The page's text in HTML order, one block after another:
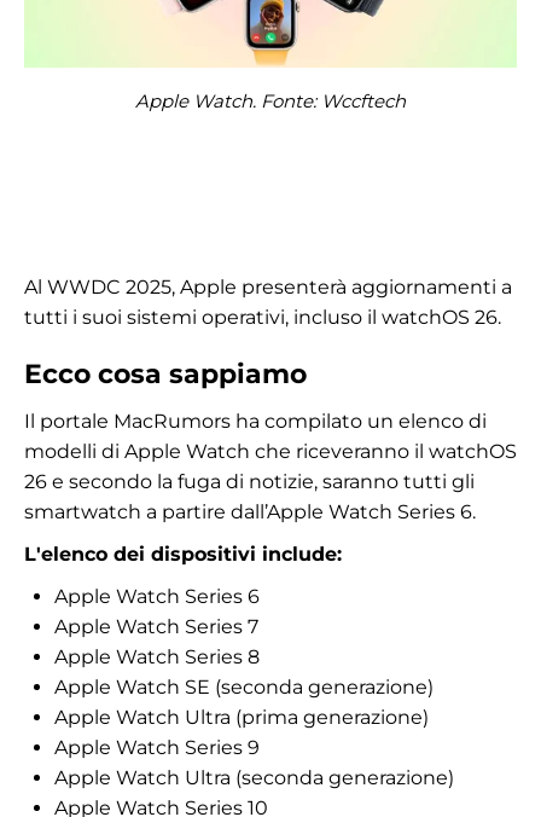
Apple Watch. Fonte: Wccftech
Al WWDC 2025, Apple presenterà aggiornamenti a
tutti i suoi sistemi operativi, incluso il watchOS 26.
Ecco cosa sappiamo
Il portale MacRumors ha compilato un elenco di
modelli di Apple Watch che riceveranno il watchOS
26 e secondo la fuga di notizie, saranno tutti gli
smartwatch a partire dall’Apple Watch Series 6.
L'elenco dei dispositivi include:
Apple Watch Series 6
Apple Watch Series 7
Apple Watch Series 8
Apple Watch SE (seconda generazione)
Apple Watch Ultra (prima generazione)
Apple Watch Series 9
Apple Watch Ultra (seconda generazione)
Apple Watch Series 10